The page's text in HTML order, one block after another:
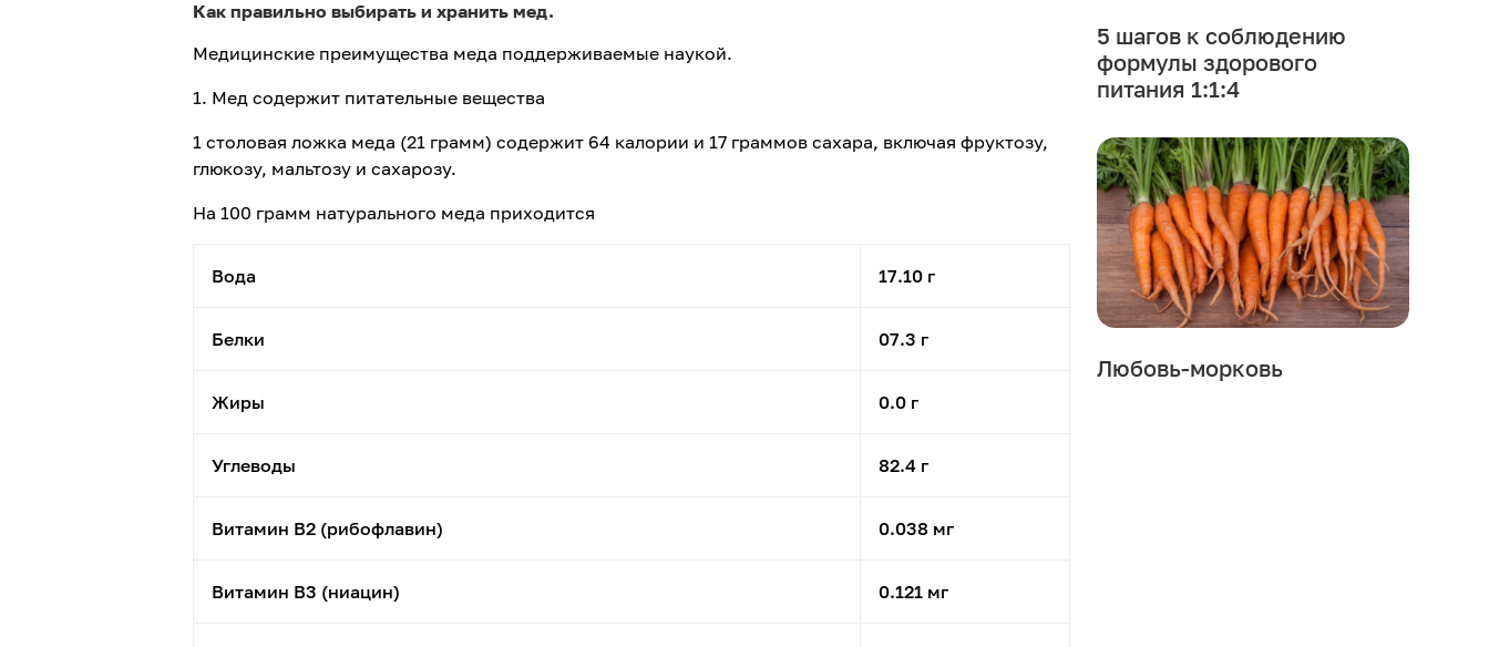
Как правильно выбирать и хранить мед.
Медицинские преимущества меда поддерживаемые наукой.
1. Мед содержит питательные вещества
1 столовая ложка меда (21 грамм) содержит 64 калории и 17 граммов сахара, включая фруктозу,
глюкозу, мальтозу и сахарозу.
На 100 грамм натурального меда приходится
Вода 17.10 г
Белки 07.3 г
Жиры 0.0 г
Углеводы 82.4 г
Витамин B2 (рибофлавин) 0.038 мг
Витамин B3 (ниацин) 0.121 мг
5 шагов к соблюдению
формулы здорового
питания 1:1:4
Любовь-морковь